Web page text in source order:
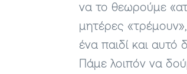
να το θεωρούμε
μητέρες
ένα παιδί και αυτό
Πάμε λοιπόν να